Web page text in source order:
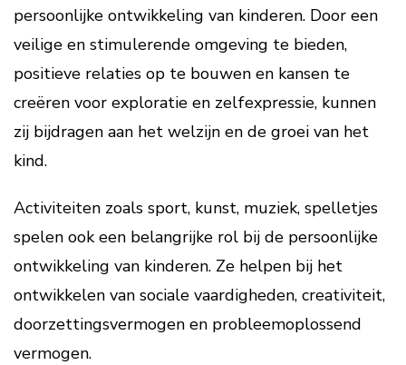
persoonlijke ontwikkeling van kinderen. Door een
veilige en stimulerende omgeving te bieden,
positieve relaties op te bouwen en kansen te
creëren voor exploratie en zelfexpressie, kunnen
zij bijdragen aan het welzijn en de groei van het
kind.
Activiteiten zoals sport, kunst, muziek, spelletjes
spelen ook een belangrijke rol bij de persoonlijke
ontwikkeling van kinderen. Ze helpen bij het
ontwikkelen van sociale vaardigheden, creativiteit,
doorzettingsvermogen en probleemoplossend
vermogen.